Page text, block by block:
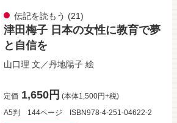
伝記を読もう (21)
津田梅子 日本の女性に教育で夢
と自信を
山口理 文／丹地陽子 絵
定価 1,650円 (本体1,500円+税)
A5判
144ページ
ISBN978-4-251-04622-2